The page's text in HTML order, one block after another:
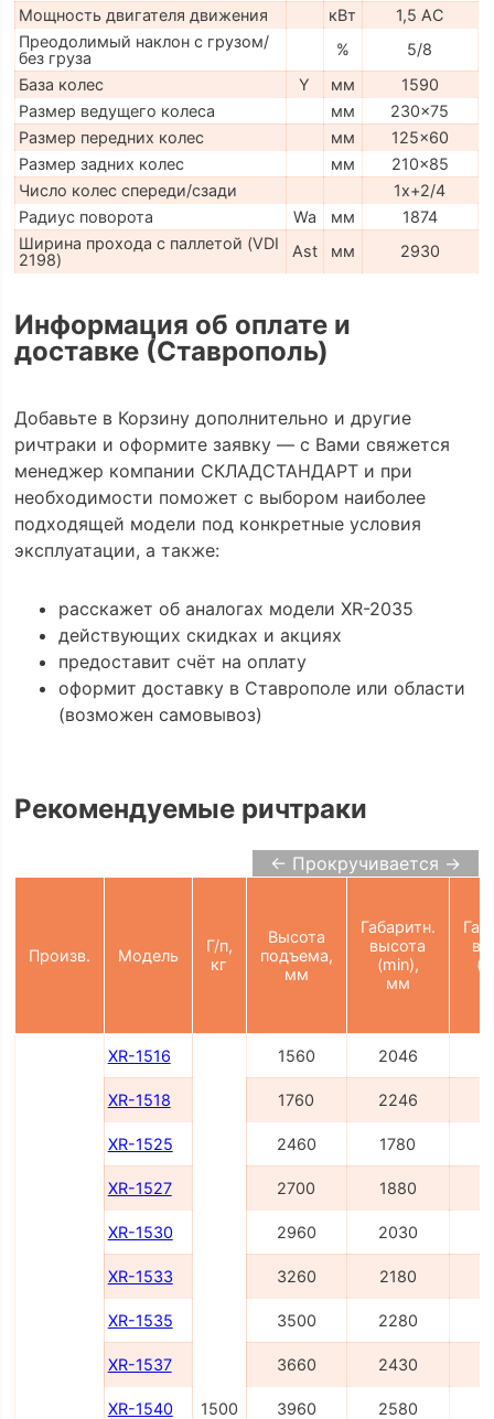
Мощность двигателя движения кВт
1,5 АС
Преодолимый наклон с грузом/
без груза
%
5/8
База колес
Y мм
1590
Размер ведущего колеса
мм
230x75
Размер передних колес
мм
125x60
Размер задних колес
мм
210x85
Число колес спереди/сзади
1x+2/4
Радиус поворота
Wa мм
1874
Ширина прохода с паллетой (VDI
2198)
Ast мм 2930
Информация об оплате и
доставке (Ставрополь)
Добавьте в Корзину дополнительно и другие
ричтраки и оформите заявку — с Вами свяжется
менеджер компании СКЛАДСТАНДАРТ и при
необходимости поможет с выбором наиболее
подходящей модели под конкретные условия
эксплуатации, а также:
расскажет об аналогах модели XR-2035
действующих скидках и акциях
предоставит счёт на оплату
оформит доставку в Ставрополе или области
(возможен самовывоз)
Рекомендуемые ричтраки
← Прокручивается →
Произв. Модель
Г/п,
кг
Высота
подъема,
мм
Габаритн.
высота
(min),
мм
XR-1516
1500
1560 2046
XR-1518 1760 2246
XR-1525 2460 1780
XR-1527 2700 1880
XR-1530 2960 2030
XR-1533 3260 2180
XR-1535 3500 2280
XR-1537 3660 2430
XR-1540 3960 2580